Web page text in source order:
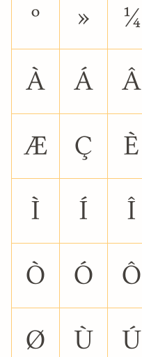
º » ¼
À Á Â
Æ Ç È
Ì Í Î
Ò Ó Ô
Ø Ù Ú